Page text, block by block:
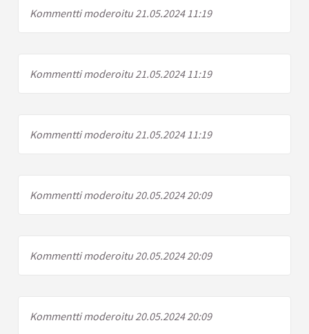
Kommentti moderoitu 21.05.2024 11:19
Kommentti moderoitu 21.05.2024 11:19
Kommentti moderoitu 21.05.2024 11:19
Kommentti moderoitu 20.05.2024 20:09
Kommentti moderoitu 20.05.2024 20:09
Kommentti moderoitu 20.05.2024 20:09